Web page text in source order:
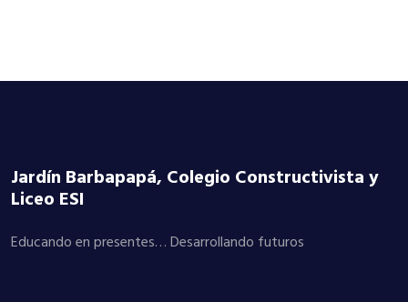
Jardín Barbapapá, Colegio Constructivista y
Liceo ESI
Educando en presentes… Desarrollando futuros